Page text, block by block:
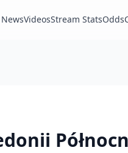
NewsVideosStream StatsOdds